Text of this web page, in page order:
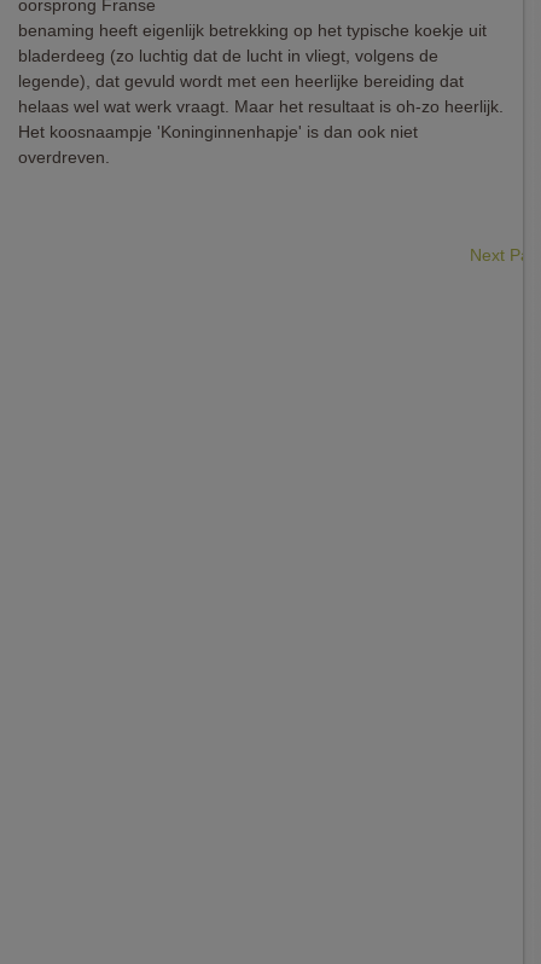
oorsprong Franse
benaming heeft eigenlijk betrekking op het typische koekje uit
bladerdeeg (zo luchtig dat de lucht in vliegt, volgens de
legende), dat gevuld wordt met een heerlijke bereiding dat
helaas wel wat werk vraagt. Maar het resultaat is oh-zo heerlijk.
Het koosnaampje 'Koninginnenhapje' is dan ook niet
overdreven.
Next